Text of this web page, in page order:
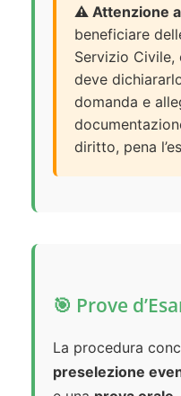
⚠️ Attenzione
beneficiare
Servizio
deve
domanda e
diritto, pena
🎯 Prove
La procedura
preselezione